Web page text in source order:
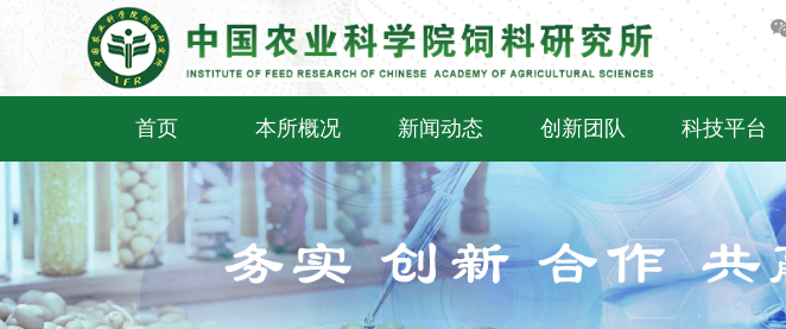
首页 本所概况 新闻动态 创新团队 科技平台